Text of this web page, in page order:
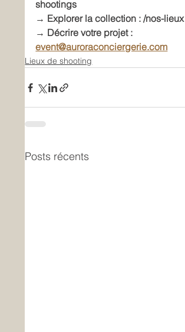
shootings
→ Explorer la collection : /nos-lieux
→ Décrire votre projet :
event@auroraconciergerie.com
Lieux de shooting
Posts récents